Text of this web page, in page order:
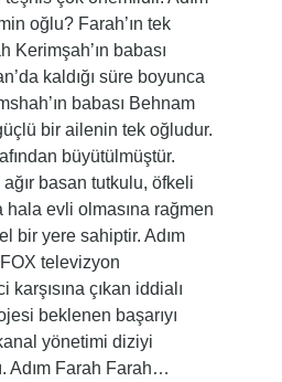
oğlu? Farah’ın tek
Kerimşah’ın babası
kaldığı süre boyunca
babası Behnam
bir ailenin tek oğludur.
büyütülmüştür.
ağır basan tutkulu, öfkeli
hala evli olmasına rağmen
bir yere sahiptir. Adım
televizyon
çıkan iddialı
beklenen başarıyı
yönetimi diziyi
Adım Farah Farah…